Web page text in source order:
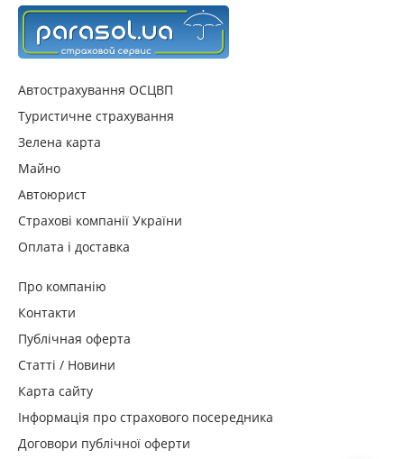
Автострахування ОСЦВП
Туристичне страхування
Зелена карта
Майно
Автоюрист
Страхові компанії України
Оплата і доставка
Про компанію
Контакти
Публічная оферта
Статті / Новини
Карта сайту
Інформація про страхового посередника
Договори публічної оферти